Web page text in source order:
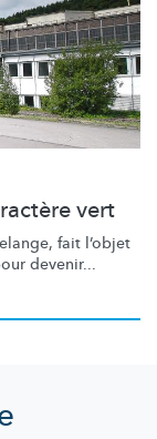
vert
fait l’objet
devenir...